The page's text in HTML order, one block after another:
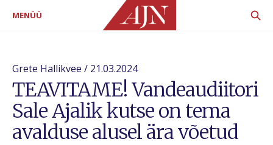
Grete Hallikvee / 21.03.2024
TEAVITAME! Vandeaudiitori
Sale Ajalik kutse on tema
avalduse alusel ära võetud
MENÜÜ